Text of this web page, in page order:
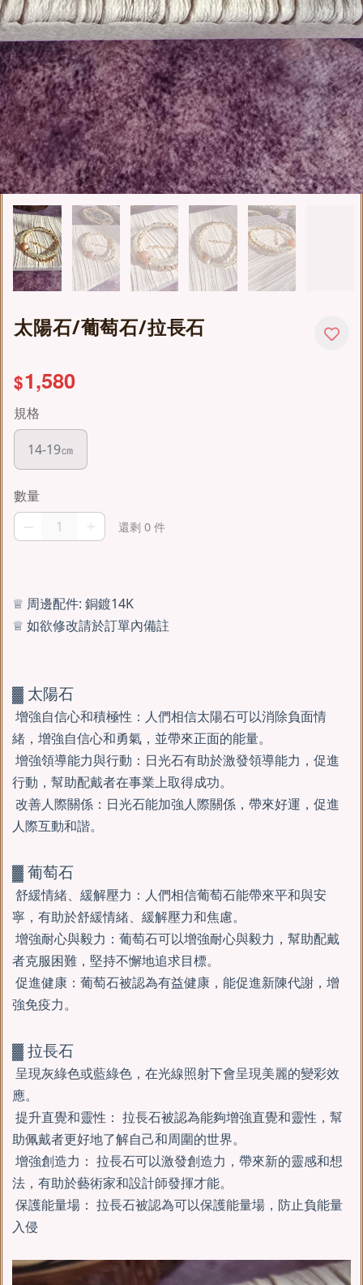
太陽石/葡萄石/拉長石
$1,580
規格
14-19㎝
數量
還剩 0 件
♕︎ 周邊配件: 銅鍍14K
♕︎ 如欲修改請於訂單內備註
▓ 太陽石
增強自信心和積極性：人們相信太陽石可以消除負面情
緒，增強自信心和勇氣，並帶來正面的能量。
增強領導能力與行動：日光石有助於激發領導能力，促進
行動，幫助配戴者在事業上取得成功。
改善人際關係：日光石能加強人際關係，帶來好運，促進
人際互動和諧。
▓ 葡萄石
舒緩情緒、緩解壓力：人們相信葡萄石能帶來平和與安
寧，有助於舒緩情緒、緩解壓力和焦慮。
增強耐心與毅力：葡萄石可以增強耐心與毅力，幫助配戴
者克服困難，堅持不懈地追求目標。
促進健康：葡萄石被認為有益健康，能促進新陳代謝，增
強免疫力。
▓ 拉長石
呈現灰綠色或藍綠色，在光線照射下會呈現美麗的變彩效
應。
提升直覺和靈性： 拉長石被認為能夠增強直覺和靈性，幫
助佩戴者更好地了解自己和周圍的世界。
增強創造力： 拉長石可以激發創造力，帶來新的靈感和想
法，有助於藝術家和設計師發揮才能。
保護能量場： 拉長石被認為可以保護能量場，防止負能量
入侵